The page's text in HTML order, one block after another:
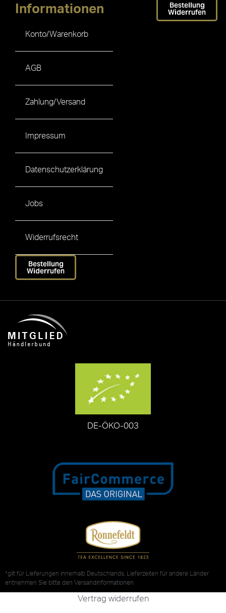
Informationen
Konto/Warenkorb
AGB
Zahlung/Versand
Impressum
Datenschutzerklärung
Jobs
Widerrufsrecht
Bestellung
Widerrufen
Bestellung
Widerrufen
DE-ÖKO-003
*gilt für Lieferungen innerhalb Deutschlands, Lieferzeiten für andere Länder
entnehmen Sie bitte den Versandinformationen
Vertrag widerrufen